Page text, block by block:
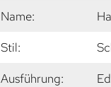
Name:
Stil:
Ausführung: